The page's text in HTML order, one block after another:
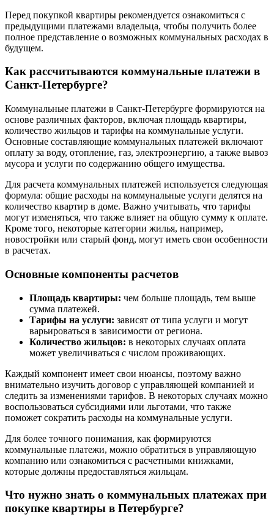
Перед покупкой квартиры рекомендуется ознакомиться с
предыдущими платежами владельца, чтобы получить более
полное представление о возможных коммунальных расходах в
будущем.
Как рассчитываются коммунальные платежи в
Санкт-Петербурге?
Коммунальные платежи в Санкт-Петербурге формируются на
основе различных факторов, включая площадь квартиры,
количество жильцов и тарифы на коммунальные услуги.
Основные составляющие коммунальных платежей включают
оплату за воду, отопление, газ, электроэнергию, а также вывоз
мусора и услуги по содержанию общего имущества.
Для расчета коммунальных платежей используется следующая
формула: общие расходы на коммунальные услуги делятся на
количество квартир в доме. Важно учитывать, что тарифы
могут изменяться, что также влияет на общую сумму к оплате.
Кроме того, некоторые категории жилья, например,
новостройки или старый фонд, могут иметь свои особенности
в расчетах.
Основные компоненты расчетов
Площадь квартиры: чем больше площадь, тем выше
сумма платежей.
Тарифы на услуги: зависят от типа услуги и могут
варьироваться в зависимости от региона.
Количество жильцов: в некоторых случаях оплата
может увеличиваться с числом проживающих.
Каждый компонент имеет свои нюансы, поэтому важно
внимательно изучить договор с управляющей компанией и
следить за изменениями тарифов. В некоторых случаях можно
воспользоваться субсидиями или льготами, что также
поможет сократить расходы на коммунальные услуги.
Для более точного понимания, как формируются
коммунальные платежи, можно обратиться в управляющую
компанию или ознакомиться с расчетными книжками,
которые должны предоставляться жильцам.
Что нужно знать о коммунальных платежах при
покупке квартиры в Петербурге?